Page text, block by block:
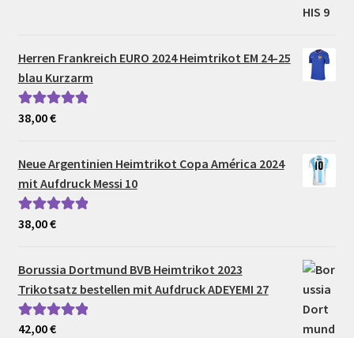
Herren Frankreich EURO 2024 Heimtrikot EM 24-25
blau Kurzarm
Bewertet mit
38,00€
Neue Argentinien Heimtrikot Copa América 2024
mit Aufdruck Messi 10
Bewertet mit
38,00€
Borussia Dortmund BVB Heimtrikot 2023
Trikotsatz bestellen mit Aufdruck ADEYEMI 27
Bewertet mit
42,00€